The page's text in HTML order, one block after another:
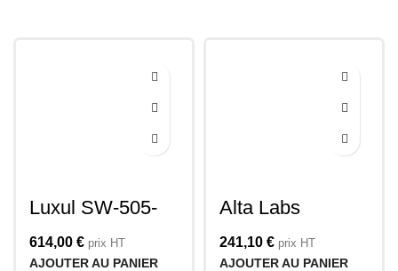
Luxul SW-505-
614,00 € prix HT
AJOUTER AU PANIER
Alta Labs
241,10 € prix HT
AJOUTER AU PANIER